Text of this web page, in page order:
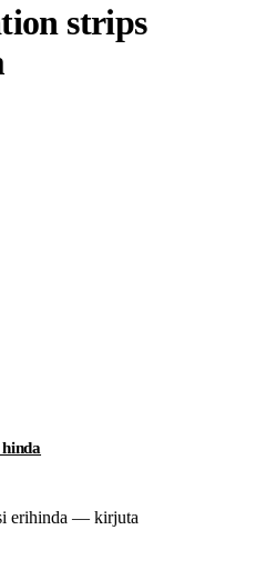
strips
erihinda — kirjuta